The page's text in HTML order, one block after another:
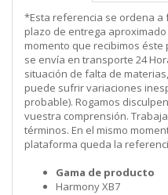
*Esta referencia se ordena a
plazo de entrega aproximado
momento que recibimos
se envía en transporte 24
situación de falta de materias,
puede sufrir variaciones
probable). Rogamos
vuestra comprensión.
términos. En el mismo
plataforma queda la
Gama de producto
Harmony XB7